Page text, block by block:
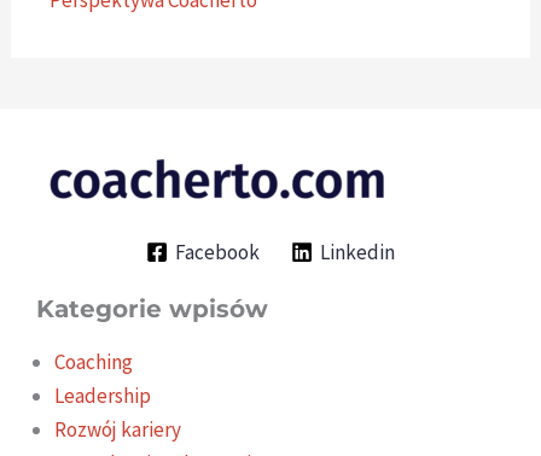
Facebook Linkedin
Kategorie wpisów
Coaching
Leadership
Rozwój kariery